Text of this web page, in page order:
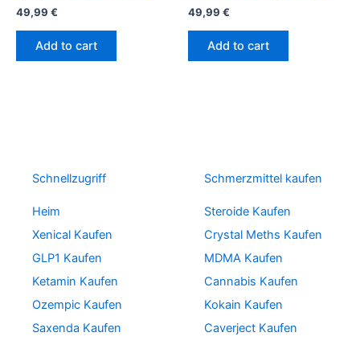
49,99 €
Add to cart
49,99 €
Add to cart
Schnellzugriff
Heim
Xenical Kaufen
GLP1 Kaufen
Ketamin Kaufen
Ozempic Kaufen
Saxenda Kaufen
Schmerzmittel kaufen
Steroide Kaufen
Crystal Meths Kaufen
MDMA Kaufen
Cannabis Kaufen
Kokain Kaufen
Caverject Kaufen